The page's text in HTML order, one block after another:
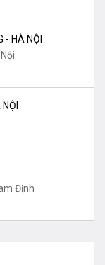
- HÀ NỘI
Định